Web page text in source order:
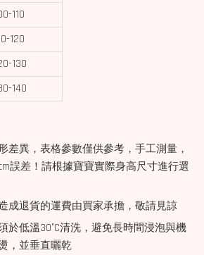
110
120
130
140
差異，表格參數僅供參考，手工測量，
誤差！請根據寶寶實際身高尺寸進行選
成退貨的運費由買家承擔，敬請見諒
於低溫30°C清洗，避免長時間浸泡與機
，並垂直曬乾